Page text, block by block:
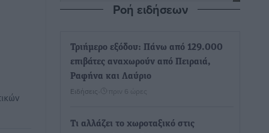
Ροή ειδήσεων
Τριήμερο εξόδου: Πάνω από 129.000
επιβάτες αναχωρούν από Πειραιά,
Ραφήνα και Λαύριο
Ειδήσεις πριν 6 ώρες
Τι αλλάζει το χωροταξικό στις